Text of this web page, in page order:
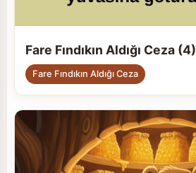
Fare Fındıkın Aldığı Ceza (4)
Fare Fındıkın Aldığı Ceza